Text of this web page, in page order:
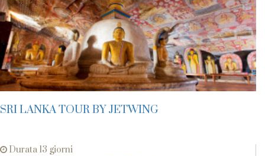
SRI LANKA TOUR BY JETWING
Durata 13 giorni